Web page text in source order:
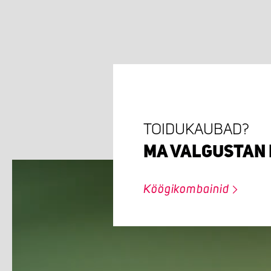
TOIDUKAUBAD?
MA VALGUSTAN
Köögikombainid